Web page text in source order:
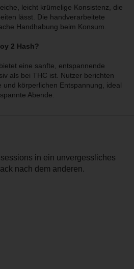
leicht krümelige Konsistenz, die
lässt. Die handverarbeitete
Handhabung beim Konsum.
2 Hash?
eine sanfte, entspannende
als bei THC ist. Nutzer berichten
und körperlichen Entspannung, ideal
Abende.
in ein unvergessliches
nach dem anderen.